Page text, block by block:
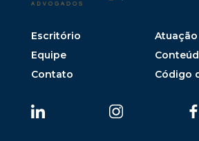
Escritório
Atuação
Equipe
Contato
Código